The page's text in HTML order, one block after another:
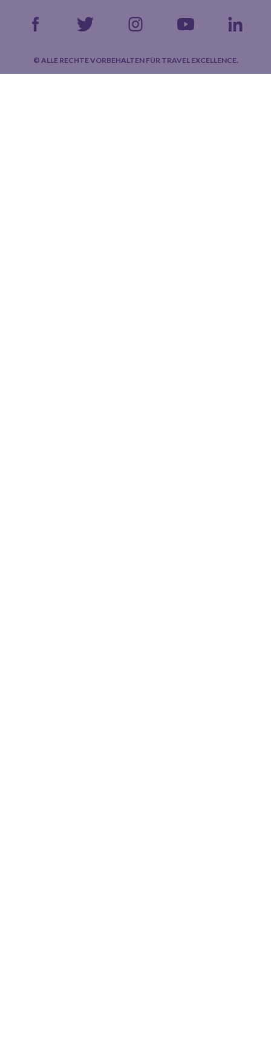
© ALLE RECHTE VORBEHALTEN FÜR TRAVEL EXCELLENCE.